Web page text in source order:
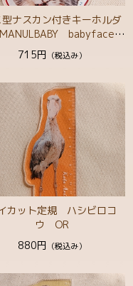
型ナスカン付きキーホルダ
babyface
1頭 2026
715円 （税込み）
カット定規 ハシビロコ
ウ OR
880円 （税込み）